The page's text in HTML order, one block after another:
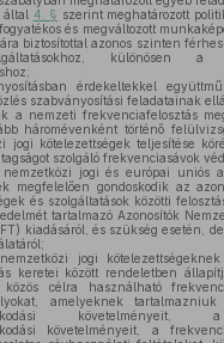
által 4. § szerint meghatározott
és megváltozott
biztosítottal azonos szinten
különösen a
érdekeltekkel
szabványosítási feladatainak
a nemzeti frekvenciafelosztás
háromévenként történő
jogi kötelezettségek teljesítése
szolgáló frekvenciasávok
jogi és európai uniós
megfelelően gondoskodik az
és szolgáltatások közötti
tartalmazó Azonosítók
kiadásáról, és szükség esetén,
jogi
keretei között rendeletben
célra használható
amelyeknek
követelményeit,
követelményeit, a